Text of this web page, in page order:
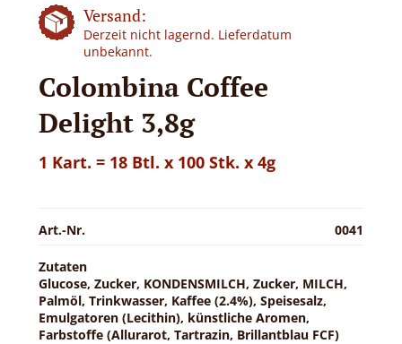
Versand:
Derzeit nicht lagernd. Lieferdatum
unbekannt.
Colombina Coffee
Delight 3,8g
1 Kart. = 18 Btl. x 100 Stk. x 4g
Art.-Nr. 0041
Zutaten
Glucose, Zucker, KONDENSMILCH, Zucker, MILCH,
Palmöl, Trinkwasser, Kaffee (2.4%), Speisesalz,
Emulgatoren (Lecithin), künstliche Aromen,
Farbstoffe (Allurarot, Tartrazin, Brillantblau FCF)